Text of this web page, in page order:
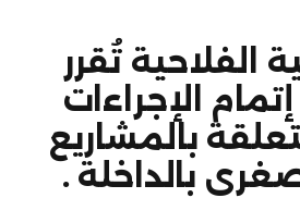
الفلاحية تُقرر
الإجراءات
بالمشاريع
بالداخلة .